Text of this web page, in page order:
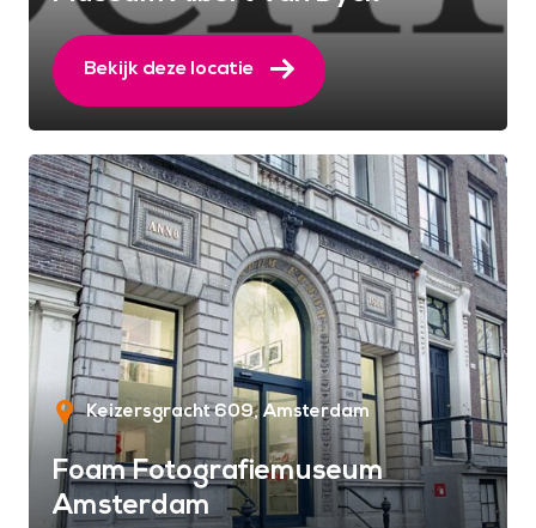
Bekijk deze locatie
Keizersgracht 609 Amsterdam
Foam Fotografiemuseum
Amsterdam